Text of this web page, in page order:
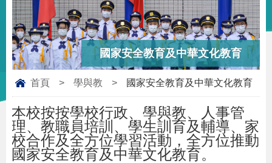
國家安全教育及中華文化教育
首頁 > 學與教 > 國家安全教育及中華文化教育
本校按按學校行政、學與教、人事管
理、教職員培訓、學生訓育及輔導、家
校合作及全方位學習活動，全方位推動
國家安全教育及中華文化教育。